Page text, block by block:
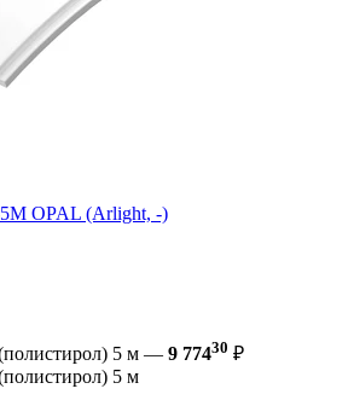
OPAL (Arlight, -)
5 м — 9 77430 ₽
5 м